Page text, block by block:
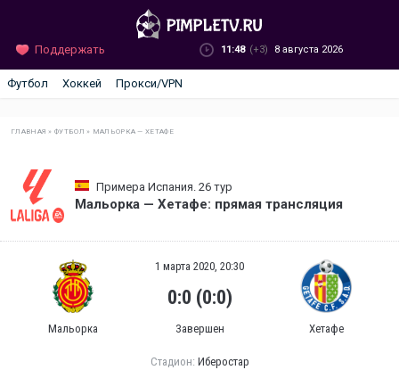
Поддержать 11:48 (+3) 8 августа 2026
Футбол Хоккей Прокси/VPN
ГЛАВНАЯ »ФУТБОЛ » МАЛЬОРКА — ХЕТАФЕ
Примера Испания. 26 тур
Мальорка — Хетафе: прямая трансляция
Мальорка
1 марта 2020, 20:30
0:0 (0:0)
Завершен Хетафе
Стадион: Иберостар